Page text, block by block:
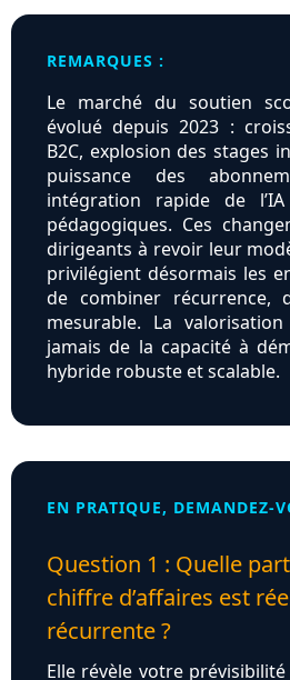
REMARQUES :
Le marché du soutien
évolué depuis 2023 :
B2C, explosion des stages
puissance des
intégration rapide de
pédagogiques. Ces
dirigeants à revoir leur
privilégient désormais les
de combiner récurrence,
mesurable. La
jamais de la capacité à
hybride robuste et scalable.
EN PRATIQUE, DEMANDEZ-
Question 1 : Quelle
chiffre d’affaires est
récurrente ?
Elle révèle votre